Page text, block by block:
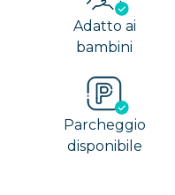
Adatto ai
bambini
Parcheggio
disponibile